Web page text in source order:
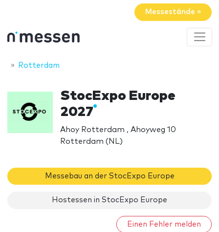
Messestände »
Rotterdam
StocExpo Europe
2027
Ahoy Rotterdam , Ahoyweg 10
Rotterdam (NL)
Messebau an der StocExpo Europe
Hostessen in StocExpo Europe
Einen Fehler melden